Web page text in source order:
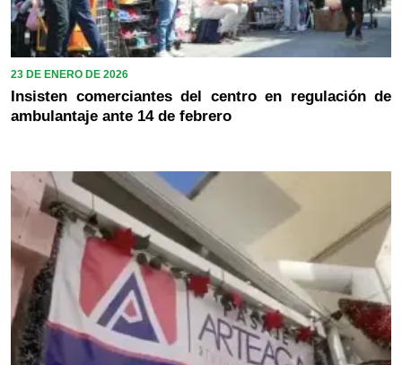
23 DE ENERO DE 2026
Insisten comerciantes del centro en regulación de
ambulantaje ante 14 de febrero